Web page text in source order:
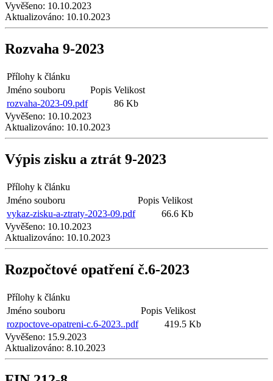
Vyvěšeno: 10.10.2023
Aktualizováno: 10.10.2023
Rozvaha 9-2023
Přílohy k článku
Jméno souboru
Popis Velikost
rozvaha-2023-09.pdf
86 Kb
Vyvěšeno: 10.10.2023
Aktualizováno: 10.10.2023
Výpis zisku a ztrát 9-2023
Přílohy k článku
Jméno souboru
Popis Velikost
vykaz-zisku-a-ztraty-2023-09.pdf
66.6 Kb
Vyvěšeno: 10.10.2023
Aktualizováno: 10.10.2023
Rozpočtové opatření č.6-2023
Přílohy k článku
Jméno souboru
Popis Velikost
rozpoctove-opatreni-c.6-2023..pdf
419.5 Kb
Vyvěšeno: 15.9.2023
Aktualizováno: 8.10.2023